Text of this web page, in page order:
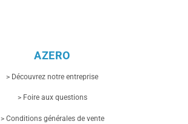
AZERO
> Découvrez notre entreprise
> Foire aux questions
> Conditions générales de vente